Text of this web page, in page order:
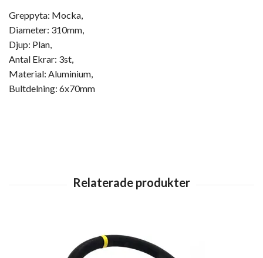
Greppyta: Mocka,
Diameter: 310mm,
Djup: Plan,
Antal Ekrar: 3st,
Material: Aluminium,
Bultdelning: 6x70mm